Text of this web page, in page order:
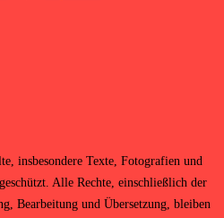
insbesondere Texte, Fotografien und
Alle Rechte, einschließlich der
Bearbeitung und Übersetzung, bleiben